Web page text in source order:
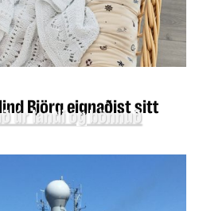
Björg eignaðist sitt
úr landi og bönnuð